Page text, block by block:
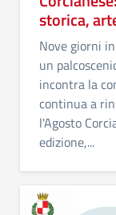
storica,
Nove giorni
un
incontra la
continua a
l'Agosto
edizione,...